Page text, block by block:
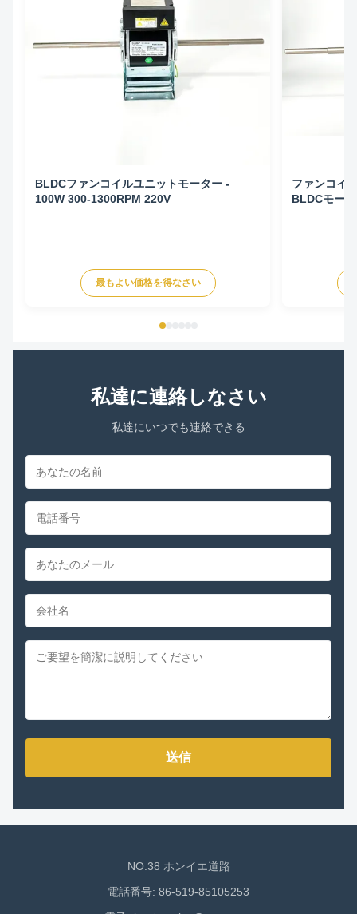
BLDCファンコイルユニットモーター -
100W 300-1300RPM 220V
最もよい価格を得なさい
ファンコイ
BLDCモー
私達に連絡しなさい
私達にいつでも連絡できる
送信
NO.38 ホンイエ道路
電話番号: 86-519-85105253